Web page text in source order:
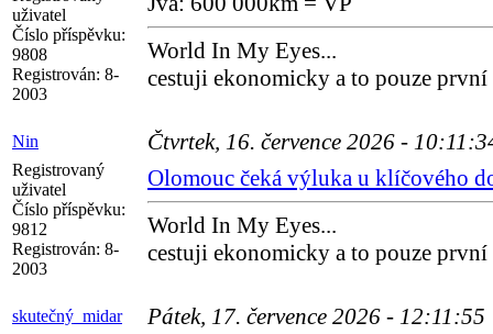
uživatel
Číslo příspěvku:
9808
Registrován: 8-
2003
World In My Eyes...
cestuji ekonomicky a to pouze
Nin Čtvrtek, 16. července 2026 -
Registrovaný
uživatel
Číslo příspěvku:
9812
Registrován: 8-
2003
Olomouc čeká výluka u klíčového
World In My Eyes...
cestuji ekonomicky a to pouze
skutečný_midar Pátek, 17. července 2026 - 12:11:55